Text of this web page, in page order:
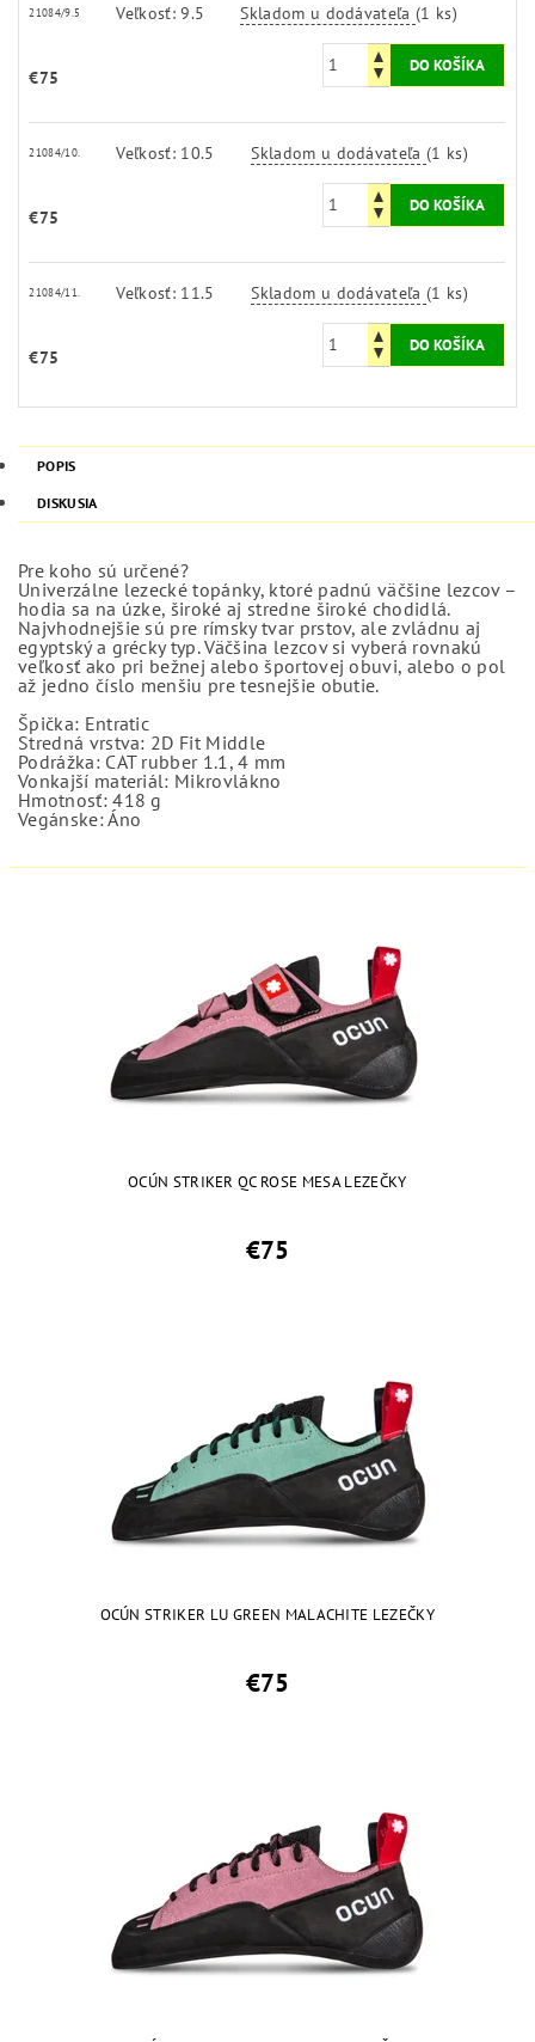
21084/9.5 Veľkosť: 9.5 Skladom u dodávateľa(1 ks)
€75
21084/10. Veľkosť: 10.5 Skladom u dodávateľa(1 ks)
€75
21084/11. Veľkosť: 11.5 Skladom u dodávateľa(1 ks)
€75
POPIS
DISKUSIA
Pre koho sú určené?
Univerzálne lezecké topánky, ktoré padnú väčšine lezcov –
hodia sa na úzke, široké aj stredne široké chodidlá.
Najvhodnejšie sú pre rímsky tvar prstov, ale zvládnu aj
egyptský a grécky typ. Väčšina lezcov si vyberá rovnakú
veľkosť ako pri bežnej alebo športovej obuvi, alebo o pol
až jedno číslo menšiu pre tesnejšie obutie.
Špička: Entratic
Stredná vrstva: 2D Fit Middle
Podrážka: CAT rubber 1.1, 4 mm
Vonkajší materiál: Mikrovlákno
Hmotnosť: 418 g
Vegánske: Áno
OCÚN STRIKER QC ROSE MESA LEZEČKY
€75
OCÚN STRIKER LU GREEN MALACHITE LEZEČKY
€75